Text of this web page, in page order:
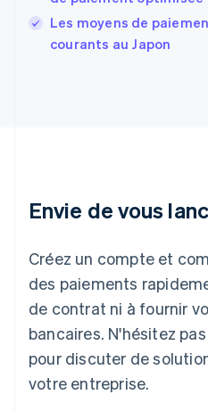
Les moyens de
courants au Japon
Envie de vous
Créez un compte et
des paiements
de contrat ni à fournir
bancaires. N'hésitez
pour discuter de
votre entreprise.
English
Grèce
Japon
Lettonie
English
Liechtenstein
DeutschEnglish
Lituanie
Luxembourg
FrançaisDeutschEnglish